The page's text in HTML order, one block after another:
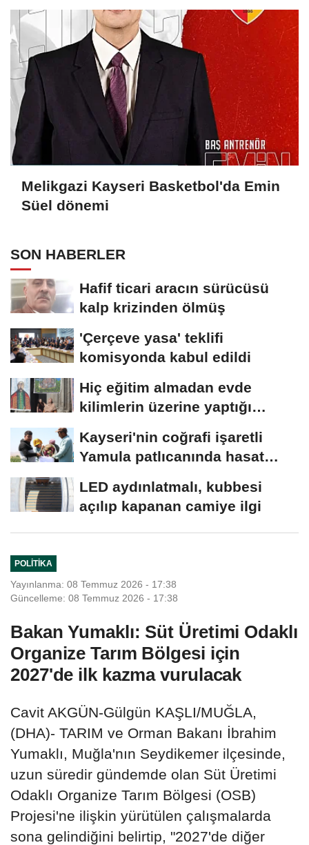
Melikgazi Kayseri Basketbol'da Emin
Süel dönemi
SON HABERLER
Hafif ticari aracın sürücüsü
kalp krizinden ölmüş
'Çerçeve yasa' teklifi
komisyonda kabul edildi
Hiç eğitim almadan evde
kilimlerin üzerine yaptığı
Kayseri'nin coğrafi işaretli
Yamula patlıcanında hasat
LED aydınlatmalı, kubbesi
açılıp kapanan camiye ilgi
POLITIKA
Yayınlanma: 08 Temmuz 2026 - 17:38
Güncelleme: 08 Temmuz 2026 - 17:38
Bakan Yumaklı: Süt Üretimi Odaklı
Organize Tarım Bölgesi için
2027'de ilk kazma vurulacak
Cavit AKGÜN-Gülgün KAŞLI/MUĞLA,
(DHA)- TARIM ve Orman Bakanı İbrahim
Yumaklı, Muğla'nın Seydikemer ilçesinde,
uzun süredir gündemde olan Süt Üretimi
Odaklı Organize Tarım Bölgesi (OSB)
Projesi'ne ilişkin yürütülen çalışmalarda
sona gelindiğini belirtip, "2027'de diğer